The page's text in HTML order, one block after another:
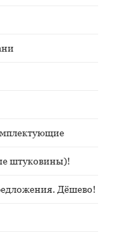
штуковины)!
Дёшево!